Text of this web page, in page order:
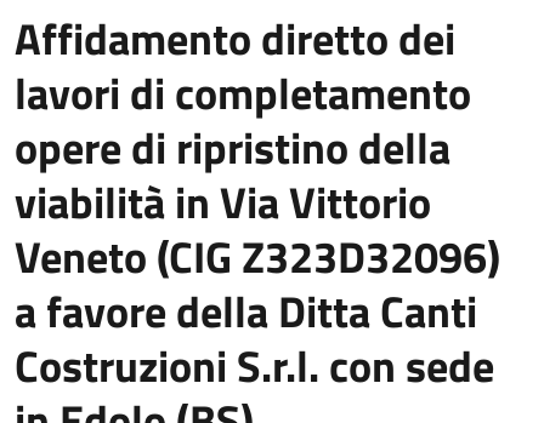
Affidamento diretto dei
lavori di completamento
opere di ripristino della
viabilità in Via Vittorio
Veneto (CIG Z323D32096)
a favore della Ditta Canti
Costruzioni S.r.l. con sede